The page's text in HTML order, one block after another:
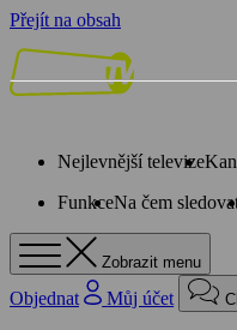
Přejít na obsah
Nejlevnější televize
FunkceNa čem
Zobrazit menu
Objednat Můj účet